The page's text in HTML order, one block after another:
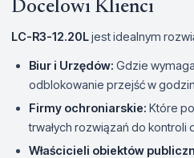
Docelowi Klienci
LC-R3-12.20Ljest idealnym
Biur i Urzędów: Gdzie
odblokowanie przejść w
Firmy ochroniarskie: Które
trwałych rozwiązań do kontroli
Właścicieli obiektów